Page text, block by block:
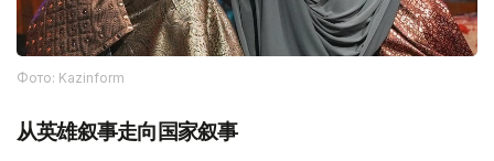
Фото: Kazinform
从英雄叙事走向国家叙事